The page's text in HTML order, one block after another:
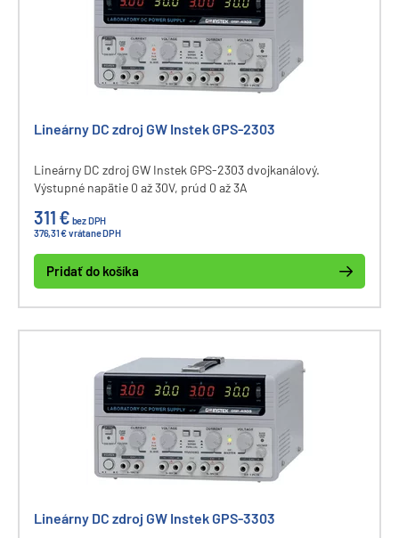
Lineárny DC zdroj GW Instek GPS-2303
Lineárny DC zdroj GW Instek GPS-2303 dvojkanálový.
Výstupné napätie 0 až 30V, prúd 0 až 3A
311 € bez DPH
376,31 € vrátane DPH
Pridať do košíka
Lineárny DC zdroj GW Instek GPS-3303